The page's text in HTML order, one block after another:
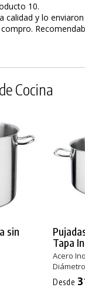
10.
calidad y lo
Cocina
sin
Tapa
Acero
Desde